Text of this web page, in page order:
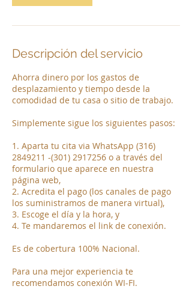
Descripción del servicio
Ahorra dinero por los gastos de
desplazamiento y tiempo desde la
comodidad de tu casa o sitio de trabajo.
Simplemente sigue los siguientes pasos:
1. Aparta tu cita via WhatsApp (316)
2849211 -(301) 2917256 o a través del
formulario que aparece en nuestra
página web,
2. Acredita el pago (los canales de pago
los suministramos de manera virtual),
3. Escoge el día y la hora, y
4. Te mandaremos el link de conexión.
Es de cobertura 100% Nacional.
Para una mejor experiencia te
recomendamos conexión WI-FI.